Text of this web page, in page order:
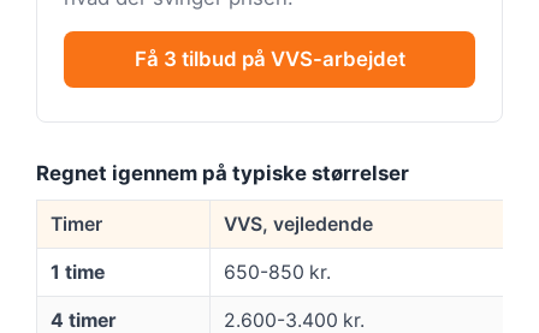
Få 3 tilbud på VVS-arbejdet
Regnet igennem på typiske størrelser
Timer VVS, vejledende
1 time 650-850 kr.
4 timer 2.600-3.400 kr.